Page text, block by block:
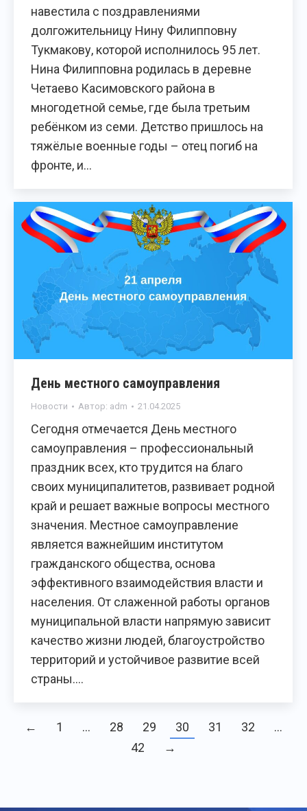
навестила с поздравлениями
долгожительницу Нину Филипповну
Тукмакову, которой исполнилось 95 лет.
Нина Филипповна родилась в деревне
Четаево Касимовского района в
многодетной семье, где была третьим
ребёнком из семи. Детство пришлось на
тяжёлые военные годы – отец погиб на
фронте, и…
День местного самоуправления
Новости Автор: adm 21.04.2025
Сегодня отмечается День местного
самоуправления – профессиональный
праздник всех, кто трудится на благо
своих муниципалитетов, развивает родной
край и решает важные вопросы местного
значения. Местное самоуправление
является важнейшим институтом
гражданского общества, основа
эффективного взаимодействия власти и
населения. От слаженной работы органов
муниципальной власти напрямую зависит
качество жизни людей, благоустройство
территорий и устойчивое развитие всей
страны.…
← 1 … 28 29 30 31 32
…
42
→